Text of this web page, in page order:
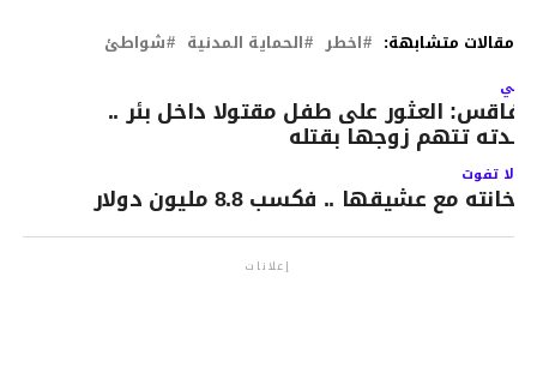
مقالات متشابهة: اخطر الحماية المدنية شواطئ
العثور على طفل مقتولا داخل بئر ..
تتهم زوجها بقتله
لا تفوت
خانته مع عشيقها .. فكسب 8.8 مليون دولار
إعلانات